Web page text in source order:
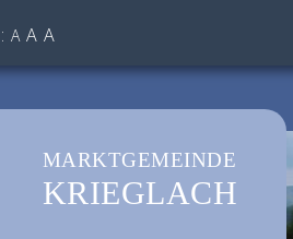
A A A
MARKTGEMEINDE
KRIEGLACH